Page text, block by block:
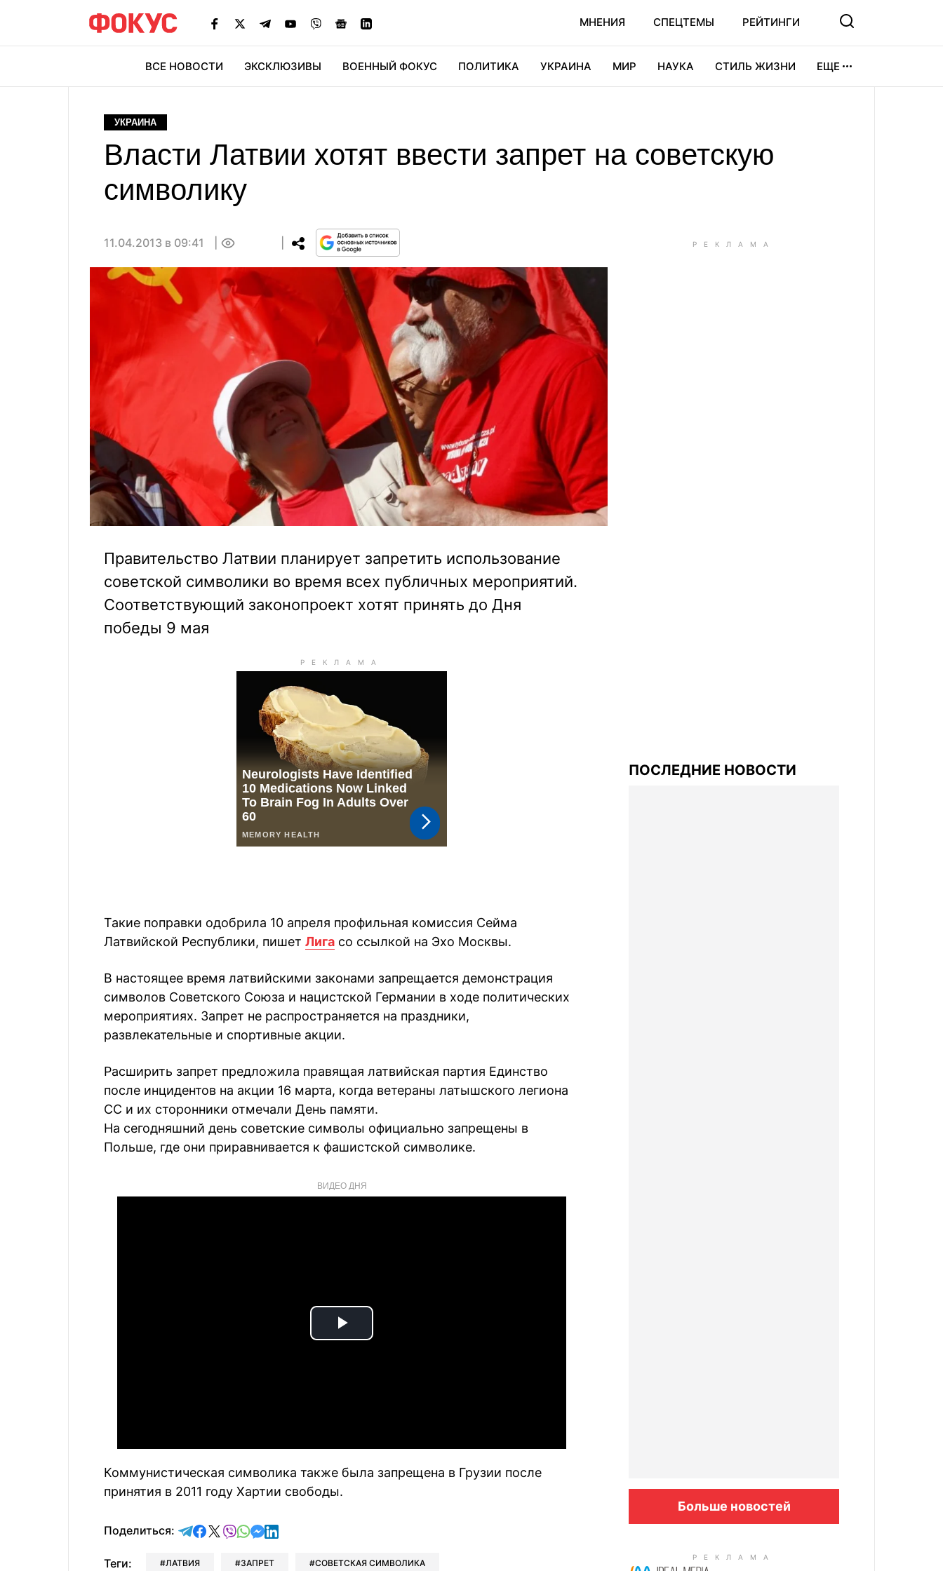
МНЕНИЯ СПЕЦТЕМЫ РЕЙТИНГИ
ВСЕ НОВОСТИ ЭКСКЛЮЗИВЫ ВОЕННЫЙ ФОКУС ПОЛИТИКА УКРАИНА МИР НАУКА СТИЛЬ ЖИЗНИ ЕЩЕ
УКРАИНА
Власти Латвии хотят ввести запрет на советскую
символику
11.04.2013 в 09:41
Правительство Латвии планирует запретить использование
советской символики во время всех публичных мероприятий.
Соответствующий законопроект хотят принять до Дня
победы 9 мая
Такие поправки одобрила 10 апреля профильная комиссия Сейма
Латвийской Республики, пишет Лига со ссылкой на Эхо Москвы.
В настоящее время латвийскими законами запрещается демонстрация
символов Советского Союза и нацистской Германии в ходе политических
мероприятиях. Запрет не распространяется на праздники,
развлекательные и спортивные акции.
Расширить запрет предложила правящая латвийская партия Единство
после инцидентов на акции 16 марта, когда ветераны латышского легиона
СС и их сторонники отмечали День памяти.
На сегодняшний день советские символы официально запрещены в
Польше, где они приравнивается к фашистской символике.
ВИДЕО ДНЯ
Play
Коммунистическая символика также была запрещена в Грузии после
принятия в 2011 году Хартии свободы.
Поделиться: отправить в Telegram
поделиться в Facebook
поделиться в X
отправить в Viber
отправить в Whatsapp
отправить в Messenger
отправить в LinkedIn
Теги: ЛАТВИЯ ЗАПРЕТ СОВЕТСКАЯ СИМВОЛИКА
ПОСЛЕДНИЕ НОВОСТИ
Больше новостей